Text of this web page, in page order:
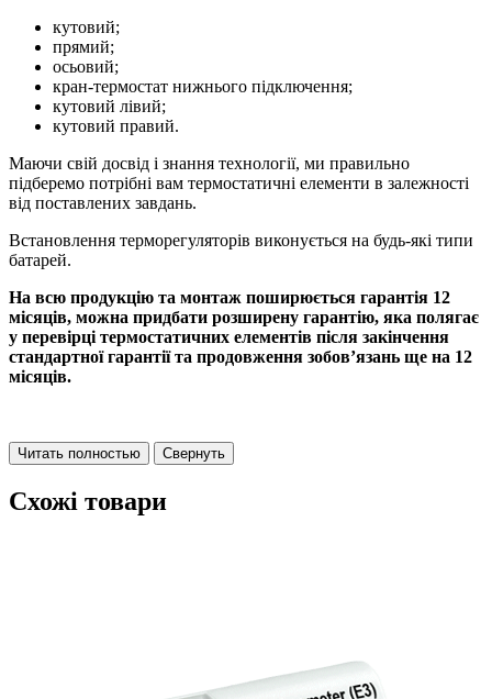
кутовий;
прямий;
осьовий;
кран-термостат нижнього підключення;
кутовий лівий;
кутовий правий.
Маючи свій досвід і знання технології, ми правильно
підберемо потрібні вам термостатичні елементи в залежності
від поставлених завдань.
Встановлення терморегуляторів виконується на будь-які типи
батарей.
На всю продукцію та монтаж поширюється гарантія 12
місяців, можна придбати розширену гарантію, яка полягає
у перевірці термостатичних елементів після закінчення
стандартної гарантії та продовження зобов’язань ще на 12
місяців.
Читать полностью Свернуть
Схожі товари